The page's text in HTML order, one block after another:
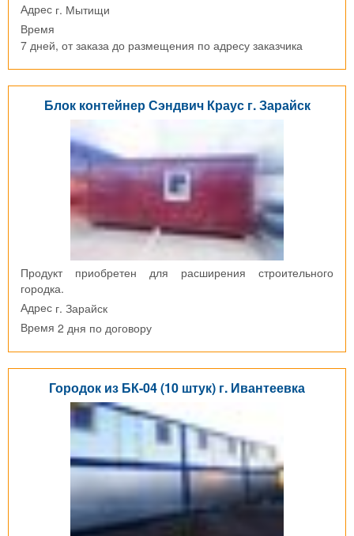
Адрес г. Мытищи
Время
7 дней, от заказа до размещения по адресу заказчика
Блок контейнер Сэндвич Краус г. Зарайск
Продукт приобретен для расширения строительного
городка.
Адрес г. Зарайск
Время 2 дня по договору
Городок из БК-04 (10 штук) г. Ивантеевка